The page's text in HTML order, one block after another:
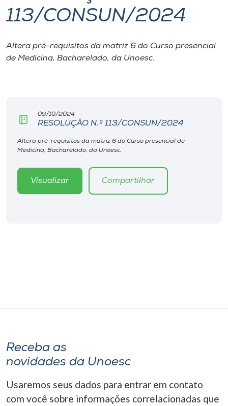
I.nova
Diplomados
CPA
Biblioteca
Editora
A-
113/CONSUN/2024
Altera pré-requisitos da matriz 6 do Curso presencial
de Medicina, Bacharelado, da Unoesc.
09/10/2024
RESOLUÇÃO N.º 113/CONSUN/2024
Altera pré-requisitos da matriz 6 do Curso presencial de
Medicina, Bacharelado, da Unoesc.
Visualizar Compartilhar
Receba as
novidades da Unoesc
Usaremos seus dados para entrar em contato
com você sobre informações correlacionadas que